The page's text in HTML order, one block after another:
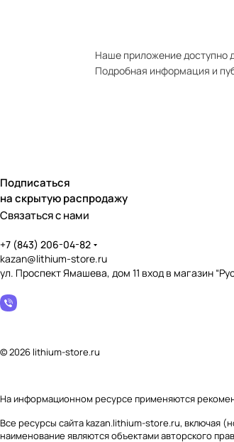
Наше приложение доступно
Подробная информация и
Подписаться
на скрытую распродажу
Связаться с нами
+7 (843) 206-04-82
kazan@lithium-store.ru
ул. Проспект Ямашева, дом 11 вход в магазин
© 2026 lithium-store.ru
На информационном ресурсе применяются
Все ресурсы сайта kazan.lithium-store.ru, включая
наименование являются объектами авторского